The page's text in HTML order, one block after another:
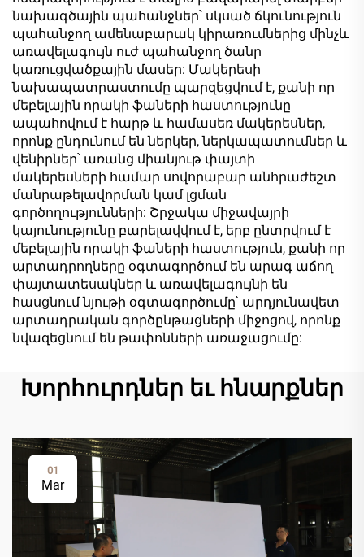
նախագծային պահանջներ՝ սկսած ճկունություն
պահանջող ամենաբարակ կիրառումներից մինչև
առավելագույն ուժ պահանջող ծանր
կառուցվածքային մասեր: Մակերեսի
նախապատրաստումը պարզեցվում է, քանի որ
մեբելային որակի ֆաների հաստությունը
ապահովում է հարթ և համասեռ մակերեսներ,
որոնք ընդունում են ներկեր, ներկապատումներ և
վենիրներ՝ առանց միանյութ փայտի
մակերեսների համար սովորաբար անհրաժեշտ
մանրաթելավորման կամ լցման
գործողությունների: Շրջակա միջավայրի
կայունությունը բարելավվում է, երբ ընտրվում է
մեբելային որակի ֆաների հաստություն, քանի որ
արտադրողները օգտագործում են արագ աճող
փայտատեսակներ և առավելագույնի են
հասցնում նյութի օգտագործումը՝ արդյունավետ
արտադրական գործընթացների միջոցով, որոնք
նվազեցնում են թափոնների առաջացումը:
Խորհուրդներ եւ հնարքներ
01
Mar